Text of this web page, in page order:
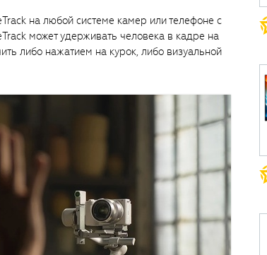
на любой системе камер или телефоне с
может удерживать человека в кадре на
либо нажатием на курок, либо визуальной